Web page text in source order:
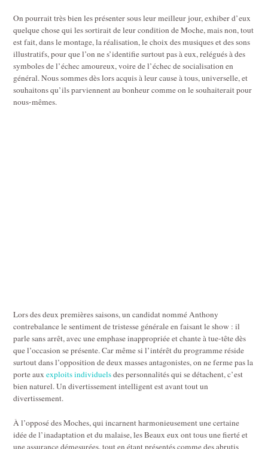
On pourrait très bien les présenter sous leur meilleur jour, exhiber d’eux
quelque chose qui les sortirait de leur condition de Moche, mais non, tout
est fait, dans le montage, la réalisation, le choix des musiques et des sons
illustratifs, pour que l’on ne s’identifie surtout pas à eux, relégués à des
symboles de l’échec amoureux, voire de l’échec de socialisation en
général. Nous sommes dès lors acquis à leur cause à tous, universelle, et
souhaitons qu’ils parviennent au bonheur comme on le souhaiterait pour
nous-mêmes.
Lors des deux premières saisons, un candidat nommé Anthony
contrebalance le sentiment de tristesse générale en faisant le show : il
parle sans arrêt, avec une emphase inappropriée et chante à tue-tête dès
que l’occasion se présente. Car même si l’intérêt du programme réside
surtout dans l’opposition de deux masses antagonistes, on ne ferme pas la
porte auxexploits individuelsdes personnalités qui se détachent, c’est
bien naturel. Un divertissement intelligent est avant tout un
divertissement.
À l’opposé des Moches, qui incarnent harmonieusement une certaine
idée de l’inadaptation et du malaise, les Beaux eux ont tous une fierté et
une assurance démesurées, tout en étant présentés comme des abrutis